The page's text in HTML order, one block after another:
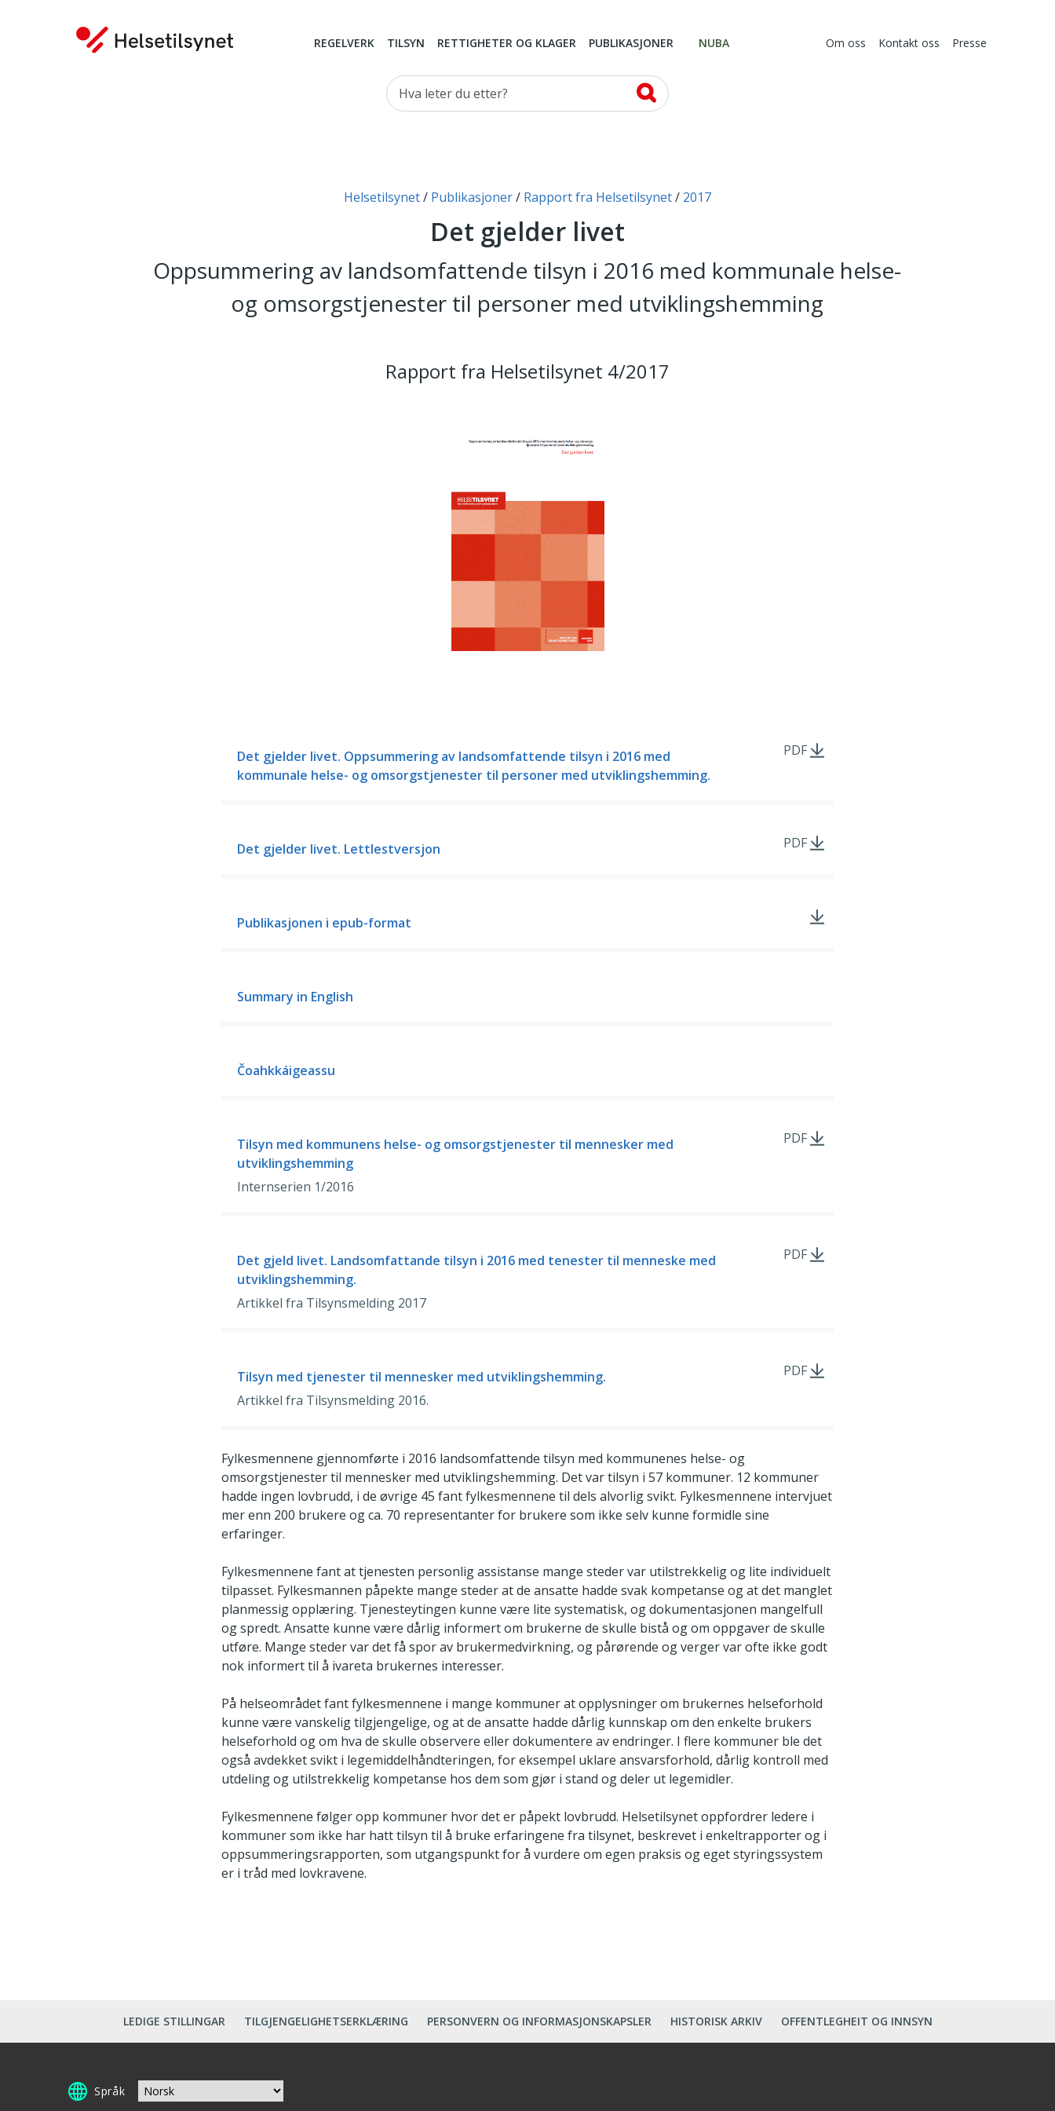
REGELVERK TILSYN RETTIGHETER OG KLAGER PUBLIKASJONER NUBA Om oss Kontakt oss Presse
Hva leter du etter?
Helsetilsynet Publikasjoner Rapport fra Helsetilsynet 2017
Det gjelder livet
Oppsummering av landsomfattende tilsyn i 2016 med kommunale helse-
og omsorgstjenester til personer med utviklingshemming
Rapport fra Helsetilsynet 4/2017
Det gjelder livet. Oppsummering av landsomfattende tilsyn i 2016 med
kommunale helse- og omsorgs­tjenester til personer med utviklingshemming.
PDF
Det gjelder livet. Lettlestversjon PDF
Publikasjonen i epub-format
Summary in English
Čoahkkáigeassu
Tilsyn med kommunens helse- og omsorgstjenester til mennesker med
utviklingshemming
Internserien 1/2016
PDF
Det gjeld livet. Landsomfattande tilsyn i 2016 med tenester til menneske med
utviklingshemming.
Artikkel fra Tilsynsmelding 2017
PDF
Tilsyn med tjenester til mennesker med utviklingshemming.
Artikkel fra Tilsynsmelding 2016.
PDF
Fylkesmennene gjennomførte i 2016 landsomfattende tilsyn med kommunenes helse- og
omsorgstjenester til mennesker med utviklingshemming. Det var tilsyn i 57 kommuner. 12 kommuner
hadde ingen lovbrudd, i de øvrige 45 fant fylkesmennene til dels alvorlig svikt. Fylkesmennene intervjuet
mer enn 200 brukere og ca. 70 representanter for brukere som ikke selv kunne formidle sine
erfaringer.
Fylkesmennene fant at tjenesten personlig assistanse mange steder var utilstrekkelig og lite individuelt
tilpasset. Fylkesmannen påpekte mange steder at de ansatte hadde svak kompetanse og at det manglet
planmessig opplæring. Tjenesteytingen kunne være lite systematisk, og dokumentasjonen mangelfull
og spredt. Ansatte kunne være dårlig informert om brukerne de skulle bistå og om oppgaver de skulle
utføre. Mange steder var det få spor av brukermedvirkning, og pårørende og verger var ofte ikke godt
nok informert til å ivareta brukernes interesser.
På helseområdet fant fylkesmennene i mange kommuner at opplysninger om brukernes helseforhold
kunne være vanskelig tilgjengelige, og at de ansatte hadde dårlig kunnskap om den enkelte brukers
helseforhold og om hva de skulle observere eller dokumentere av endringer. I flere kommuner ble det
også avdekket svikt i legemiddelhåndteringen, for eksempel uklare ansvarsforhold, dårlig kontroll med
utdeling og utilstrekkelig kompetanse hos dem som gjør i stand og deler ut legemidler.
Fylkesmennene følger opp kommuner hvor det er påpekt lovbrudd. Helsetilsynet oppfordrer ledere i
kommuner som ikke har hatt tilsyn til å bruke erfaringene fra tilsynet, beskrevet i enkeltrapporter og i
oppsummeringsrapporten, som utgangspunkt for å vurdere om egen praksis og eget styringssystem
er i tråd med lovkravene.
LEDIGE STILLINGAR TILGJENGELIGHETSERKLÆRING PERSONVERN OG INFORMASJONSKAPSLER HISTORISK ARKIV OFFENTLEGHEIT OG INNSYN
Språk